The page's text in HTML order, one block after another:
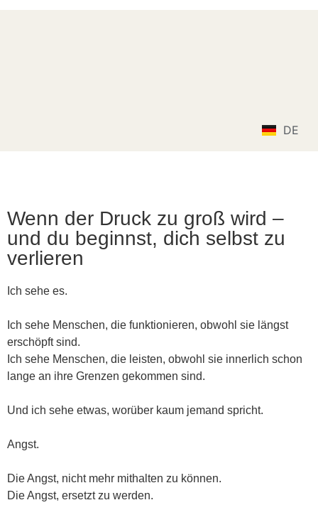
DE
IT
Wenn der Druck zu groß wird –
und du beginnst, dich selbst zu
verlieren
Ich sehe es.
Ich sehe Menschen, die funktionieren, obwohl sie längst
erschöpft sind.
Ich sehe Menschen, die leisten, obwohl sie innerlich schon
lange an ihre Grenzen gekommen sind.
Und ich sehe etwas, worüber kaum jemand spricht.
Angst.
Die Angst, nicht mehr mithalten zu können.
Die Angst, ersetzt zu werden.